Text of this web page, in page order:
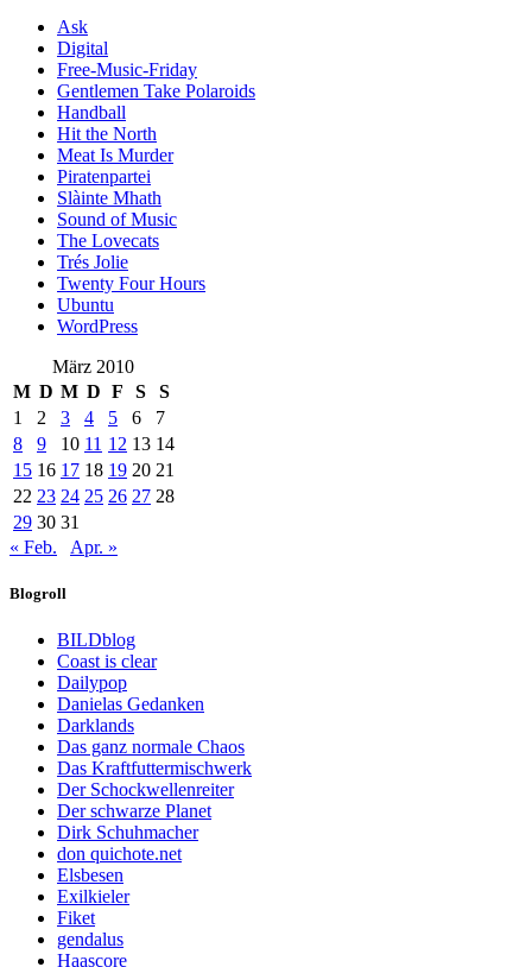
Ask
Digital
Free-Music-Friday
Gentlemen Take Polaroids
Handball
Hit the North
Meat Is Murder
Piratenpartei
Slàinte Mhath
Sound of Music
The Lovecats
Trés Jolie
Twenty Four Hours
Ubuntu
WordPress
März 2010
M D M D F S
S
1
2 3 4 5 6
7
8
9 10 11 12 13 14
15 16 17 18 19 20 21
22 23 24 25 26 27 28
29 30 31
« Feb.
Apr. »
Blogroll
BILDblog
Coast is clear
Dailypop
Danielas Gedanken
Darklands
Das ganz normale Chaos
Das Kraftfuttermischwerk
Der Schockwellenreiter
Der schwarze Planet
Dirk Schuhmacher
don quichote.net
Elsbesen
Exilkieler
Fiket
gendalus
Haascore